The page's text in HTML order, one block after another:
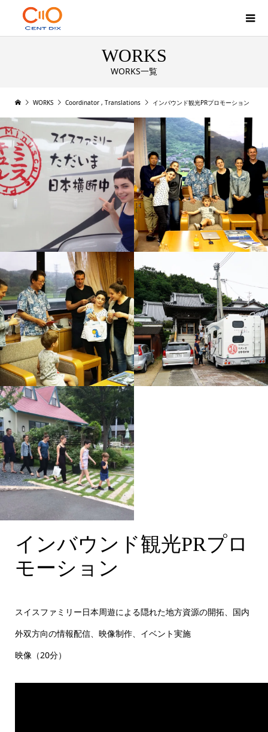
WORKS
WORKS一覧
WORKS Coordinator , Translations インバウンド観光PRプロモーション
Swiss family1 Swiss family2
Swiss family3
Swiss family5
インバウンド観光PRプロ
モーション
スイスファミリー日本周遊による隠れた地方資源の開拓、国内
外双方向の情報配信、映像制作、イベント実施
映像（20分）